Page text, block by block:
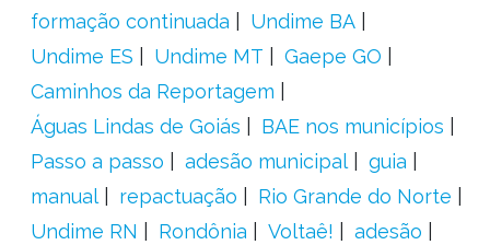
formação continuada
Undime BA
Undime ES
Undime MT
Gaepe GO
Caminhos da Reportagem
Águas Lindas de Goiás
BAE nos municípios
Passo a passo
adesão municipal
guia
manual
repactuação
Rio Grande do Norte
Undime RN
Rondônia Voltaê!
adesão